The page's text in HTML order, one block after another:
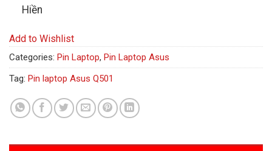
Hiền
Add to Wishlist
Categories: Pin Laptop, Pin Laptop Asus
Tag: Pin laptop Asus Q501